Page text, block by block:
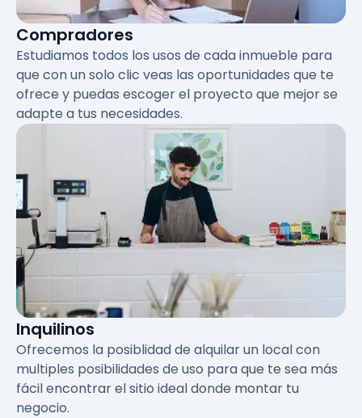
Compradores
Estudiamos todos los usos de cada inmueble para
que con un solo clic veas las oportunidades que te
ofrece y puedas escoger el proyecto que mejor se
adapte a tus necesidades.
Inquilinos
Ofrecemos la posiblidad de alquilar un local con
multiples posibilidades de uso para que te sea más
fácil encontrar el sitio ideal donde montar tu
negocio.